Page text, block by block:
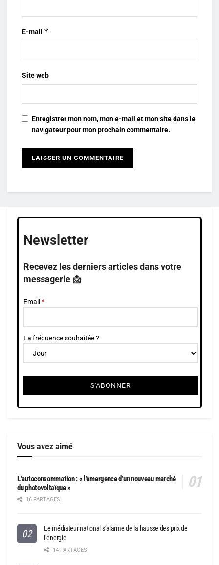
E-mail *
Site web
Enregistrer mon nom, mon e-mail et mon site dans le
navigateur pour mon prochain commentaire.
Newsletter
Recevez les derniers articles dans votre
messagerie 📩
Email
La fréquence souhaitée ?
Vous avez aimé
L’autoconsommation : « l’émergence d’un nouveau marché
du photovoltaïque »
16 PARTAGES
Le médiateur national s’alarme de la hausse des prix de
l’énergie
14 PARTAGES